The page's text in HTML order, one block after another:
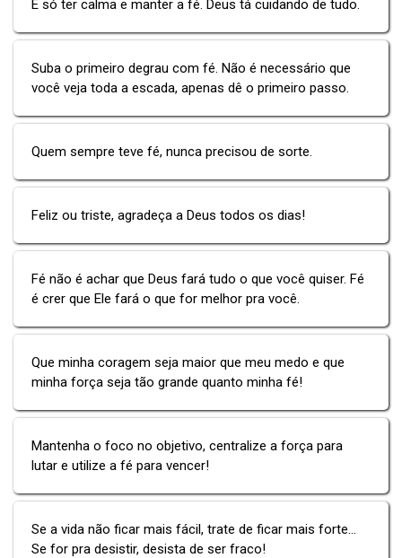
É só ter calma e manter a fé. Deus tá cuidando de tudo.
Suba o primeiro degrau com fé. Não é necessário que
você veja toda a escada, apenas dê o primeiro passo.
Quem sempre teve fé, nunca precisou de sorte.
Feliz ou triste, agradeça a Deus todos os dias!
Fé não é achar que Deus fará tudo o que você quiser. Fé
é crer que Ele fará o que for melhor pra você.
Que minha coragem seja maior que meu medo e que
minha força seja tão grande quanto minha fé!
Mantenha o foco no objetivo, centralize a força para
lutar e utilize a fé para vencer!
Se a vida não ficar mais fácil, trate de ficar mais forte...
Se for pra desistir, desista de ser fraco!